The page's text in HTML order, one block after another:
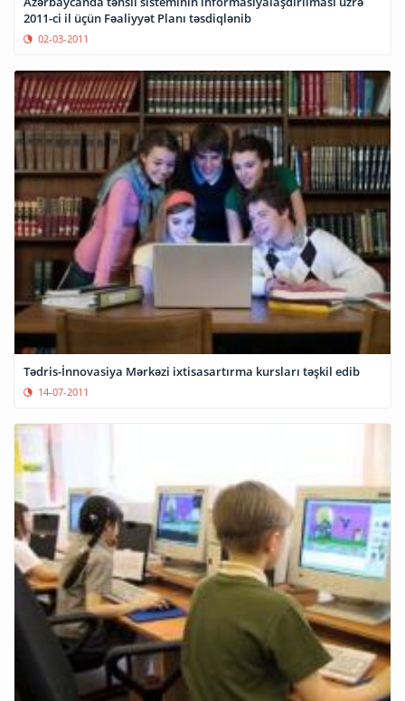
2011-ci il üçün Fəaliyyət Planı təsdiqlənib
02-03-2011
Tədris-İnnovasiya Mərkəzi ixtisasartırma kursları təşkil edib
14-07-2011